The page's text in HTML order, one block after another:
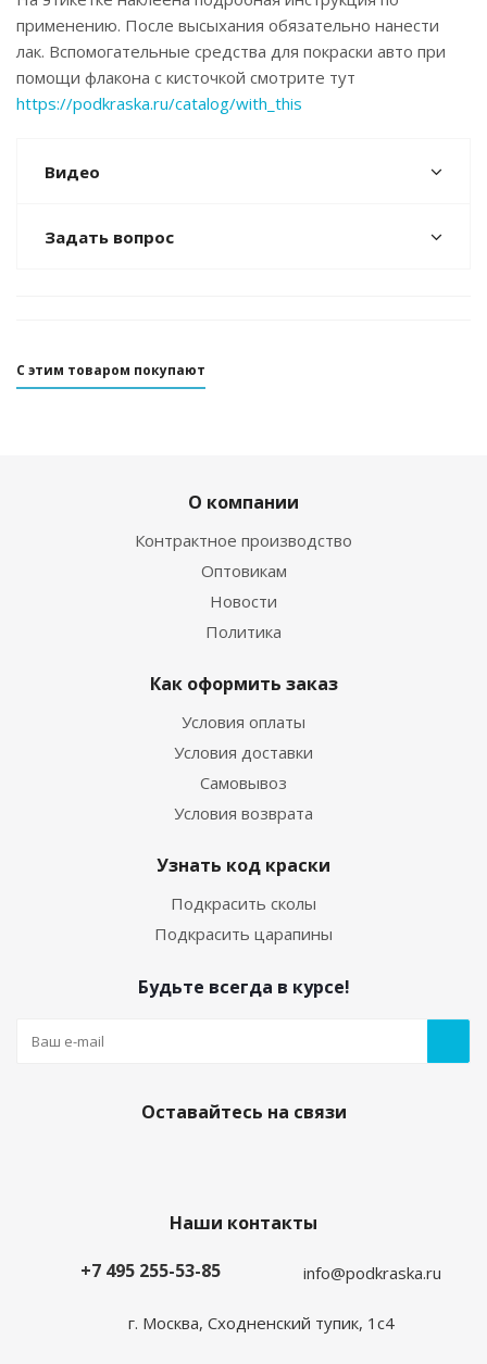
применению. После высыхания обязательно нанести
лак. Вспомогательные средства для покраски авто при
помощи флакона с кисточкой смотрите тут
https://podkraska.ru/catalog/with_this
Видео
Задать вопрос
С этим товаром покупают
О компании
Контрактное производство
Оптовикам
Новости
Политика
Как оформить заказ
Условия оплаты
Условия доставки
Самовывоз
Условия возврата
Узнать код краски
Подкрасить сколы
Подкрасить царапины
Будьте всегда в курсе!
Оставайтесь на связи
Наши контакты
+7 495 255-53-85
info@podkraska.ru
г. Москва, Сходненский тупик, 1с4